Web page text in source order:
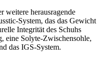
weitere herausragende
System, das das Gewicht
Integrität des Schuhs
eine Solyte-Zwischensohle,
das IGS-System.